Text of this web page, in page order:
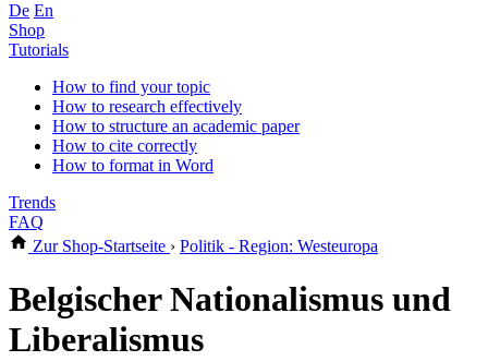
De En
Shop
Tutorials
How to find your topic
How to research effectively
How to structure an academic paper
How to cite correctly
How to format in Word
Trends
FAQ
Zur Shop-Startseite › Politik - Region: Westeuropa
Belgischer Nationalismus und
Liberalismus